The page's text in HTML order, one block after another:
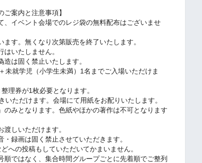
ご案内と注意事項】
、イベント会場でのレジ袋の無料配布はございませ
ます。無くなり次第販売を終了いたします。
はいたしません。
造は固く禁止いたします。
未就学児（小学生未満）1名までご入場いただけま
理券が1枚必要となります。
いただけます。会場にて用紙をお配りいたします。
のみとなります。色紙やほかの著作は不可となります
渡しいただけます。
・録画は固く禁止させていただきます。
への投稿もしていただいてかまいません。
順ではなく、集合時間グループごとに先着順でご整列